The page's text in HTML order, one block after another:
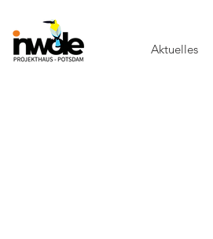
Aktuelles